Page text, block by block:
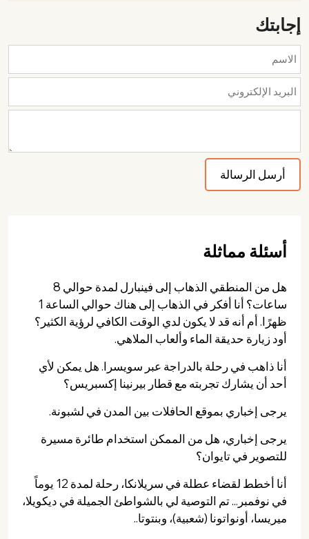
إجابتك
أسئلة مماثلة
هل من المنطقي الذهاب إلى فينبارل لمدة حوالي 8
ساعات؟ أنا أفكر في الذهاب إلى هناك حوالي الساعة 1
ظهرًا. أم أنه قد لا يكون لدي الوقت الكافي لرؤية الكثير؟
أود زيارة حديقة الماء وألعاب الملاهي.
أنا ذاهب في رحلة بالدراجة عبر سويسرا. هل يمكن لأي
أحد أن يشارك تجربته مع قطار بيرنينا إكسبريس؟
يرجى إخباري بموقع الحافلات بين المدن في لشبونة.
يرجى إخباري، هل من الممكن استخدام طائرة مسيرة
للتصوير في تايوان؟
أنا أخطط لقضاء عطلة في سريلانكا، رحلة لمدة 12 يوماً
في نوفمبر... تم التوصية لي بالشواطئ الجميلة في ديكويلا،
ميريسا، أونواتونا (شعبية)، وبنتوتا..